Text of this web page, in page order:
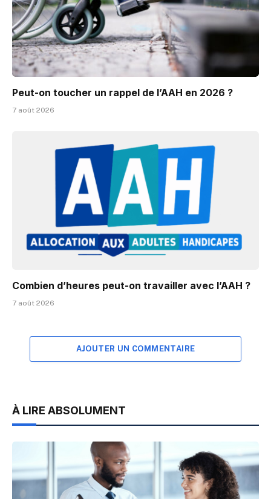
Peut-on toucher un rappel de l’AAH en 2026 ?
7 août 2026
Combien d’heures peut-on travailler avec l’AAH ?
7 août 2026
AJOUTER UN COMMENTAIRE
À LIRE ABSOLUMENT